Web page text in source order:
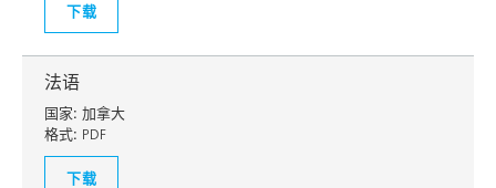
下载
法语
国家: 加拿大
格式: PDF
下载